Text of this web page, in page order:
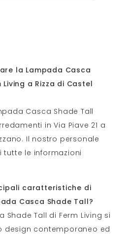
la Lampada Casca
a Rizza di Castel
Casca Shade Tall
in Via Piave 21 a
Il nostro personale
tutte le informazioni
caratteristiche di
Casca Shade Tall?
Shade Tall di Ferm Living si
design contemporaneo ed